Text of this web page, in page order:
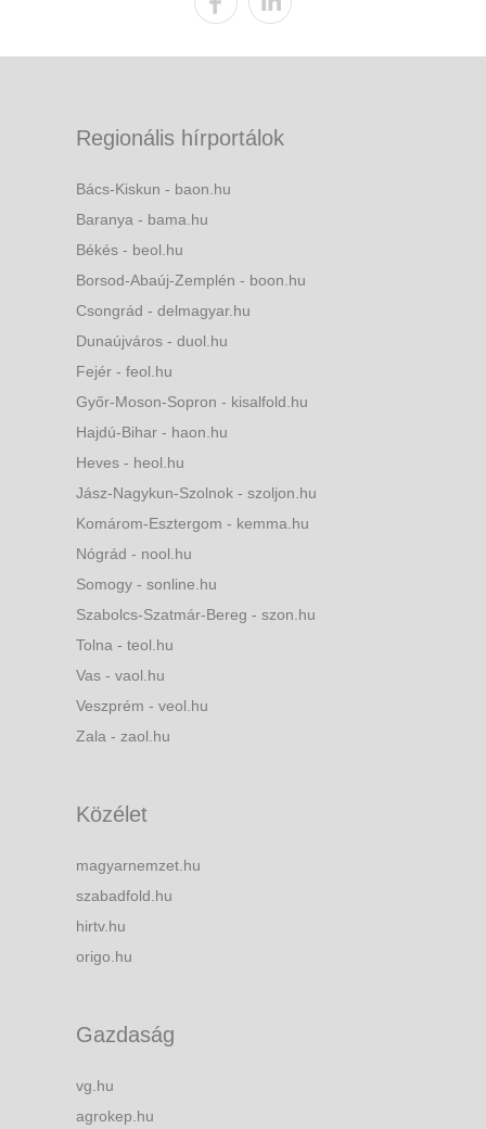
Regionális hírportálok
Bács-Kiskun - baon.hu
Baranya - bama.hu
Békés - beol.hu
Borsod-Abaúj-Zemplén - boon.hu
Csongrád - delmagyar.hu
Dunaújváros - duol.hu
Fejér - feol.hu
Győr-Moson-Sopron - kisalfold.hu
Hajdú-Bihar - haon.hu
Heves - heol.hu
Jász-Nagykun-Szolnok - szoljon.hu
Komárom-Esztergom - kemma.hu
Nógrád - nool.hu
Somogy - sonline.hu
Szabolcs-Szatmár-Bereg - szon.hu
Tolna - teol.hu
Vas - vaol.hu
Veszprém - veol.hu
Zala - zaol.hu
Közélet
magyarnemzet.hu
szabadfold.hu
hirtv.hu
origo.hu
Gazdaság
vg.hu
agrokep.hu